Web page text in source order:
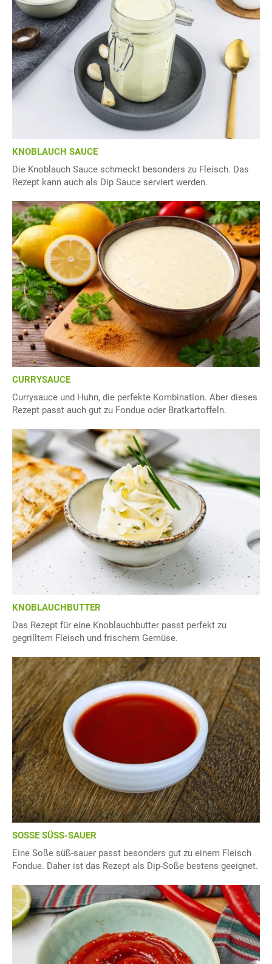
KNOBLAUCH SAUCE
Die Knoblauch Sauce schmeckt besonders zu Fleisch. Das
Rezept kann auch als Dip Sauce serviert werden.
CURRYSAUCE
Currysauce und Huhn, die perfekte Kombination. Aber dieses
Rezept passt auch gut zu Fondue oder Bratkartoffeln.
KNOBLAUCHBUTTER
Das Rezept für eine Knoblauchbutter passt perfekt zu
gegrilltem Fleisch und frischem Gemüse.
SOSSE SÜSS-SAUER
Eine Soße süß-sauer passt besonders gut zu einem Fleisch
Fondue. Daher ist das Rezept als Dip-Soße bestens geeignet.